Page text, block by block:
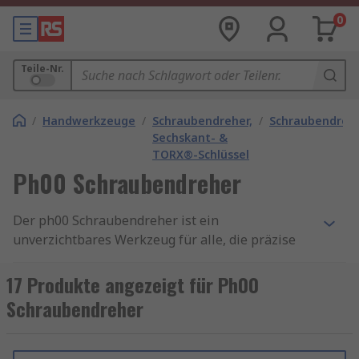
0
Teile-Nr.
/ Handwerkzeuge / Schraubendreher,
Sechskant- &
TORX®-Schlüssel
/
Ph00 Schraubendreher
Der ph00 Schraubendreher ist ein
unverzichtbares Werkzeug für alle, die präzise
möchten. Ob in der Elektronikindustrie, bei
feinmechanischen Arbeiten oder im Modellbau,
der ph00 Schraubendreher bietet eine Vielzahl
Schraubendreher ist ein zuverlässiges Werkzeug
17 Produkte angezeigt für Ph00
Schraubendreher